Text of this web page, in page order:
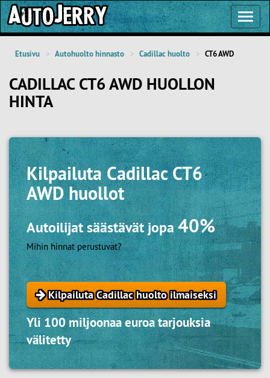
Etusivu Autohuolto hinnasto Cadillac huolto CT6 AWD
CADILLAC CT6 AWD HUOLLON
HINTA
KilpailutaCadillac CT6
AWD huollot
Autoilijat säästävät jopa40%
Mihin hinnat perustuvat?
Kilpailuta Cadillac huolto ilmaiseksi
Yli 100 miljoonaa euroa tarjouksia
välitetty